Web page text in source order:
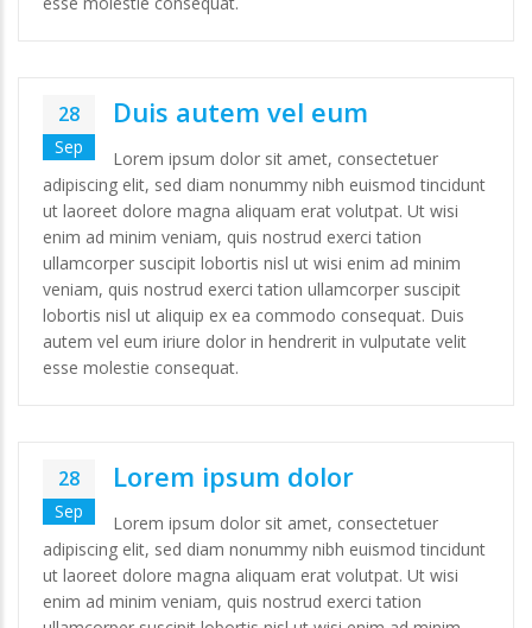
28
Sep
Duis autem vel eum
Lorem ipsum dolor sit amet, consectetuer
adipiscing elit, sed diam nonummy nibh euismod tincidunt
ut laoreet dolore magna aliquam erat volutpat. Ut wisi
enim ad minim veniam, quis nostrud exerci tation
ullamcorper suscipit lobortis nisl ut wisi enim ad minim
veniam, quis nostrud exerci tation ullamcorper suscipit
lobortis nisl ut aliquip ex ea commodo consequat. Duis
autem vel eum iriure dolor in hendrerit in vulputate velit
esse molestie consequat.
28
Sep
Lorem ipsum dolor
Lorem ipsum dolor sit amet, consectetuer
adipiscing elit, sed diam nonummy nibh euismod tincidunt
ut laoreet dolore magna aliquam erat volutpat. Ut wisi
enim ad minim veniam, quis nostrud exerci tation